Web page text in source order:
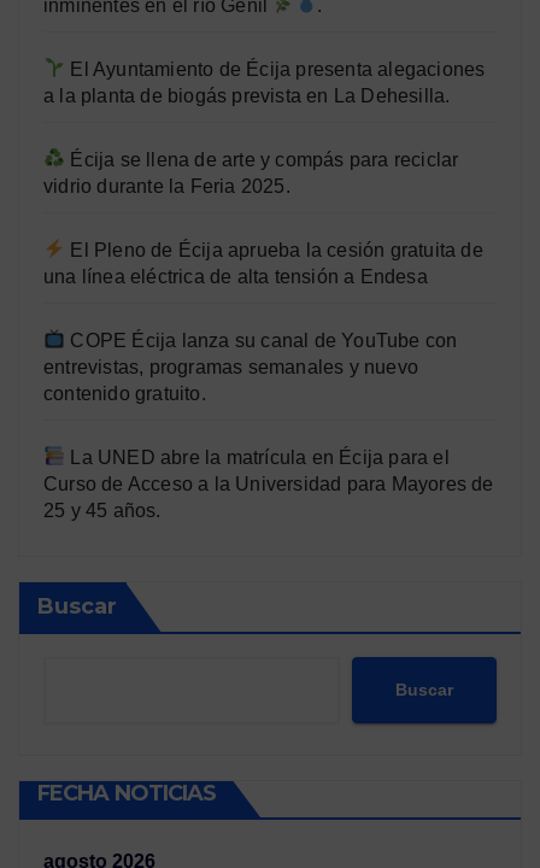
inminentes en el río Genil
.
El Ayuntamiento de Écija presenta alegaciones
a la planta de biogás prevista en La Dehesilla.
Écija se llena de arte y compás para reciclar
vidrio durante la Feria 2025.
El Pleno de Écija aprueba la cesión gratuita de
una línea eléctrica de alta tensión a Endesa
COPE Écija lanza su canal de YouTube con
entrevistas, programas semanales y nuevo
contenido gratuito.
La UNED abre la matrícula en Écija para el
Curso de Acceso a la Universidad para Mayores de
25 y 45 años.
Buscar
Buscar
FECHA NOTICIAS
agosto 2026